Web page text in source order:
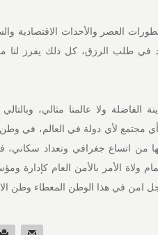
العصر والأحداث الاقتصادية
في طلب الرزق، كل ذلك يفرز لنا
الفاضلة ولا عالمنا مثالي،
مجتمع لأي دولة في العالم، في وطن
من اتساع جغرافي وتعداد سكاني،
ولاة الأمر بالأمن العام كإدارة
امن في هذا الوطن المعطاء وطن